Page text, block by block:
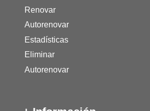
Renovar
Autorenovar
Estadísticas
Eliminar
Autorenovar